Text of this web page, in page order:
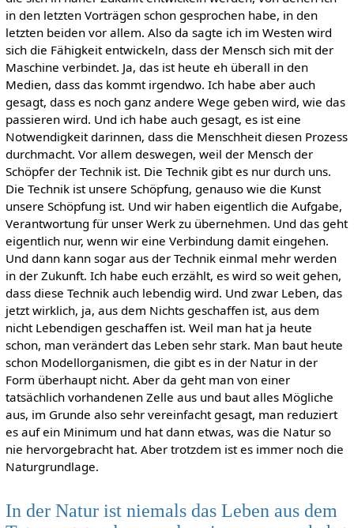
in den letzten Vorträgen schon gesprochen habe, in den
letzten beiden vor allem. Also da sagte ich im Westen wird
sich die Fähigkeit entwickeln, dass der Mensch sich mit der
Maschine verbindet. Ja, das ist heute eh überall in den
Medien, dass das kommt irgendwo. Ich habe aber auch
gesagt, dass es noch ganz andere Wege geben wird, wie das
passieren wird. Und ich habe auch gesagt, es ist eine
Notwendigkeit darinnen, dass die Menschheit diesen Prozess
durchmacht. Vor allem deswegen, weil der Mensch der
Schöpfer der Technik ist. Die Technik gibt es nur durch uns.
Die Technik ist unsere Schöpfung, genauso wie die Kunst
unsere Schöpfung ist. Und wir haben eigentlich die Aufgabe,
Verantwortung für unser Werk zu übernehmen. Und das geht
eigentlich nur, wenn wir eine Verbindung damit eingehen.
Und dann kann sogar aus der Technik einmal mehr werden
in der Zukunft. Ich habe euch erzählt, es wird so weit gehen,
dass diese Technik auch lebendig wird. Und zwar Leben, das
jetzt wirklich, ja, aus dem Nichts geschaffen ist, aus dem
nicht Lebendigen geschaffen ist. Weil man hat ja heute
schon, man verändert das Leben sehr stark. Man baut heute
schon Modellorganismen, die gibt es in der Natur in der
Form überhaupt nicht. Aber da geht man von einer
tatsächlich vorhandenen Zelle aus und baut alles Mögliche
aus, im Grunde also sehr vereinfacht gesagt, man reduziert
es auf ein Minimum und hat dann etwas, was die Natur so
nie hervorgebracht hat. Aber trotzdem ist es immer noch die
Naturgrundlage.
In der Natur ist niemals das Leben aus dem